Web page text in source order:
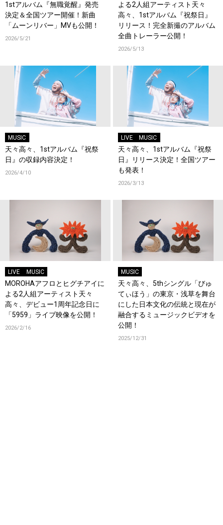
1stアルバム『無職覚醒』発売
決定＆全国ツアー開催！新曲
「ムーンリバー」MVも公開！
2026/5/21
よる2人組アーティスト天々
高々、1stアルバム『祝祭日』
リリース！完全新撮のアルバム
全曲トレーラー公開！
2026/5/13
MUSIC
天々高々、1stアルバム『祝祭
日』の収録内容決定！
2026/4/10
LIVE MUSIC
天々高々、1stアルバム『祝祭
日』リリース決定！全国ツアー
も発表！
2026/3/13
LIVE MUSIC
MOROHAアフロとヒグチアイに
よる2人組アーティスト天々
高々、デビュー1周年記念日に
「5959」ライブ映像を公開！
2026/2/16
MUSIC
天々高々、5thシングル「びゅ
てぃほう」の東京・浅草を舞台
にした日本文化の伝統と現在が
融合するミュージックビデオを
公開！
2025/12/31